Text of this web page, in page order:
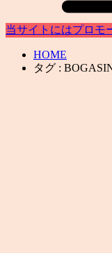
当サイトにはプロモ
HOME
タグ :